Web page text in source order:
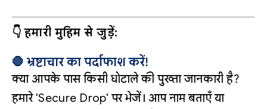
👇 हमारी मुहिम से जुड़ें:
🛑 भ्रष्टाचार का पर्दाफाश करें!
क्या आपके पास किसी घोटाले की पुख्ता जानकारी है?
हमारे 'Secure Drop' पर भेजें। आप नाम बताएँ या